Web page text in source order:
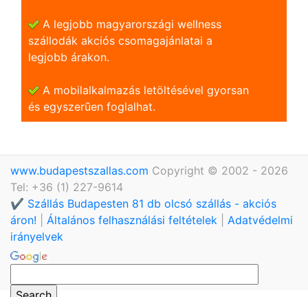
A legjobb magyarországi wellness
szállodák akciós csomagajánlatai a
legjobb árakon.
A mobilalkalmazás letöltésével gyorsan
és egyszerũen foglalhat.
www.budapestszallas.com Copyright © 2002 - 2026
Tel: +36 (1) 227-9614
✔️ Szállás Budapesten 81 db olcsó szállás - akciós
áron!
Általános felhasználási feltételek
Adatvédelmi
irányelvek